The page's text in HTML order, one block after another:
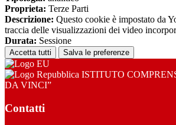
Proprieta: Terze Parti
Descrizione: Questo cookie è impostato da
traccia delle visualizzazioni dei video
Durata: Sessione
Accetta tutti Salva le preferenze
ISTITUTO
DA VINCI”
Contatti